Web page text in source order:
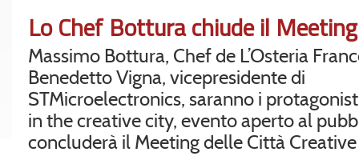
Lo Chef Bottura chiude il
Massimo Bottura, Chef de L’Osteria
Benedetto Vigna, vicepresidente di
STMicroelectronics, saranno i
in the creative city, evento aperto al
concluderà il Meeting delle Città Creative